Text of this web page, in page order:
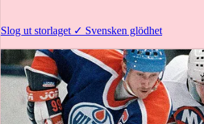
Slog ut storlaget ✓ Svensken glödhet